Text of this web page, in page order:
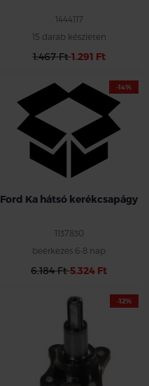
1444117
15 darab készleten
1.467 Ft1.291 Ft
-14%
Ford Ka hátsó kerékcsapágy
1137830
beérkezés 6-8 nap
6.184 Ft5.324 Ft
-12%